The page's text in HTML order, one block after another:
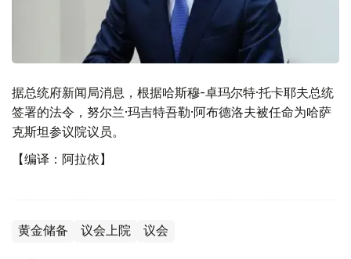
据总统府新闻局消息，根据哈斯穆-卓玛尔特·托卡耶夫总统
签署的法令，努尔兰·玛吉特吾勒·阿布德洛夫被任命为哈萨
克斯坦参议院议员。
【编译：阿拉依】
黄金储备 议会上院 议会